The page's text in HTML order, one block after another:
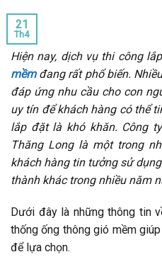
21
Th4
Hiện nay, dịch vụ thi công
mềmđang rất phổ biến.
đáp ứng nhu cầu cho con
uy tín để khách hàng có thể
lắp đặt là khó khăn. Công
Thăng Longlà một trong
khách hàng tin tưởng sử
thành khác trong nhiều năm
Dưới đây là những thông tin
thống ống thông gió mềm
để lựa chọn.